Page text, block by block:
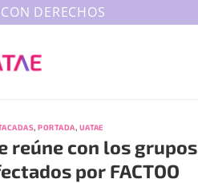
DERECHOS
,PORTADA, UATAE
reúne con los
por FACTOO